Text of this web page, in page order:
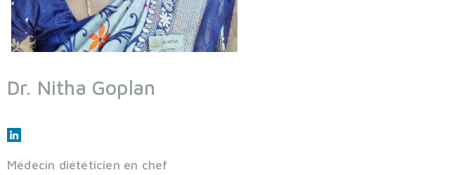
Dr. Nitha Goplan
Médecin diététicien en chef